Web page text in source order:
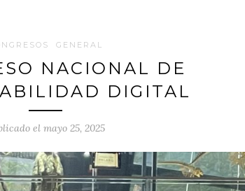
GENERAL
NACIONAL DE
DIGITAL
el mayo 25, 2025